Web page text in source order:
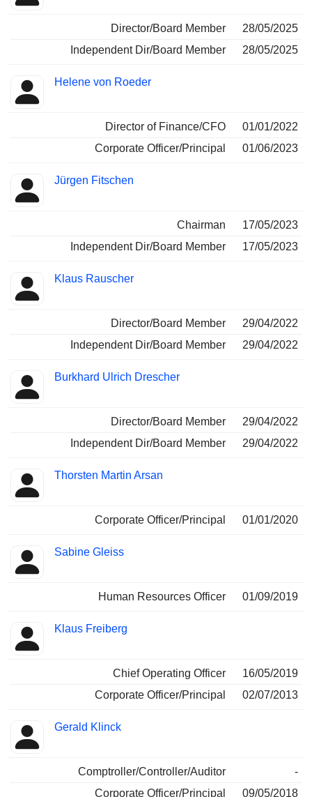
Director/Board Member
28/05/2025
Independent Dir/Board Member
28/05/2025
Helene von Roeder
Director of Finance/CFO
01/01/2022
Corporate Officer/Principal
01/06/2023
Jürgen Fitschen
Chairman
17/05/2023
Independent Dir/Board Member
17/05/2023
Klaus Rauscher
Director/Board Member
29/04/2022
Independent Dir/Board Member
29/04/2022
Burkhard Ulrich Drescher
Director/Board Member
29/04/2022
Independent Dir/Board Member
29/04/2022
Thorsten Martin Arsan
Corporate Officer/Principal 01/01/2020
Sabine Gleiss
Human Resources Officer 01/09/2019
Klaus Freiberg
Chief Operating Officer
16/05/2019
Corporate Officer/Principal
02/07/2013
Gerald Klinck
Comptroller/Controller/Auditor
-
Corporate Officer/Principal
09/05/2018